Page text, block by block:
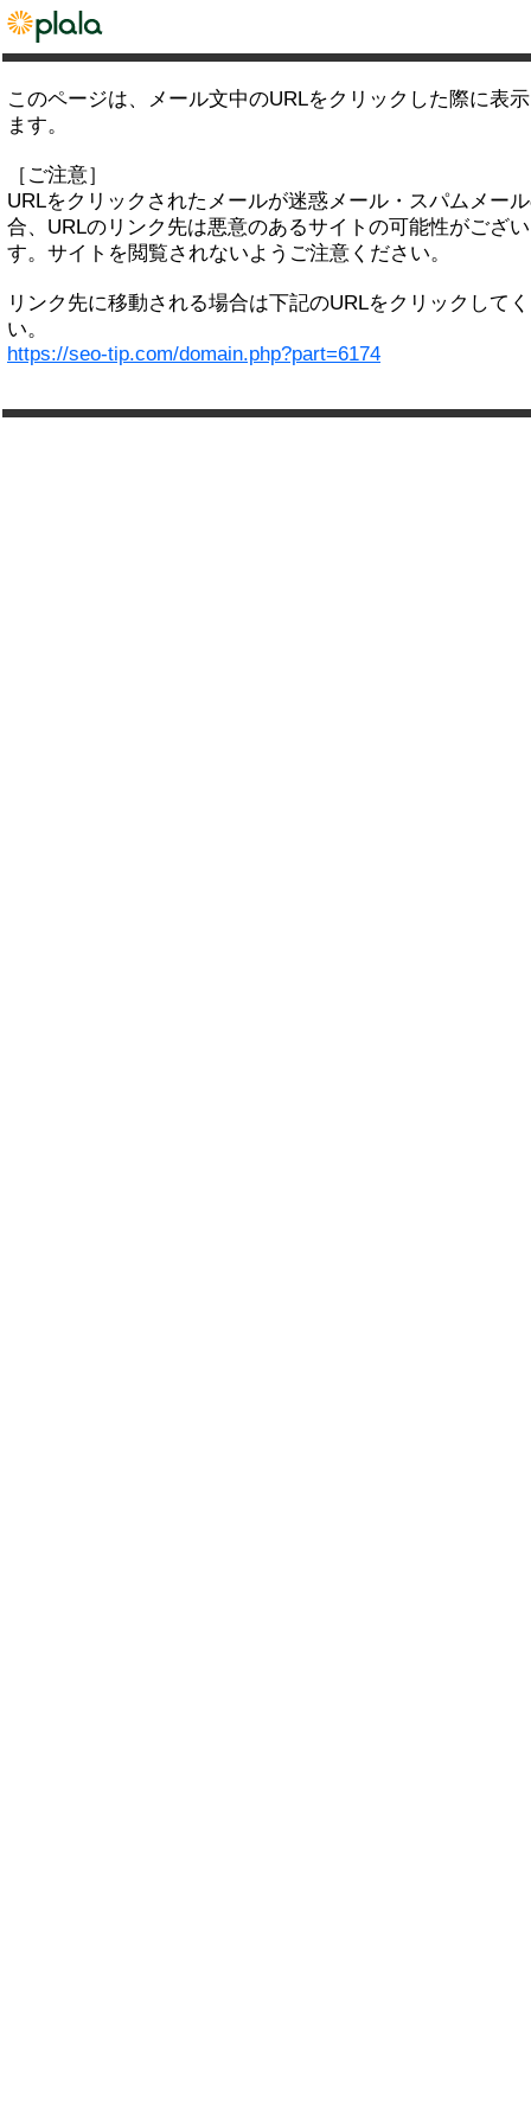
このページは、メール文中のURLをクリックした際に表
ます。
［ご注意］
URLをクリックされたメールが迷惑メール・スパムメー
合、URLのリンク先は悪意のあるサイトの可能性がござ
す。サイトを閲覧されないようご注意ください。
リンク先に移動される場合は下記のURLをクリックして
い。
https://seo-tip.com/domain.php?part=6174